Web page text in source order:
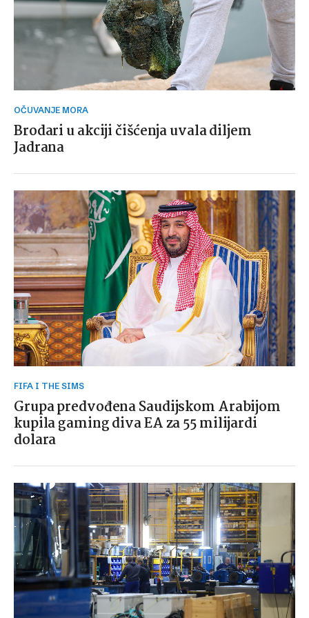
OČUVANJE MORA
Brodari u akciji čišćenja uvala diljem
Jadrana
FIFA I THE SIMS
Grupa predvođena Saudijskom Arabijom
kupila gaming diva EA za 55 milijardi
dolara